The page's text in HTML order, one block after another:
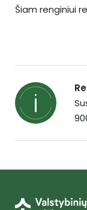
Šiam renginiui